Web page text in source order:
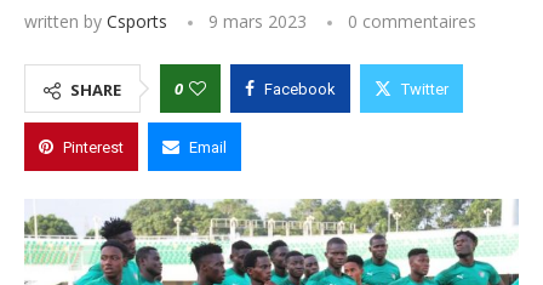
written by Csports 9 mars 2023 0 commentaires
SHARE 0 Facebook Twitter
Pinterest Email